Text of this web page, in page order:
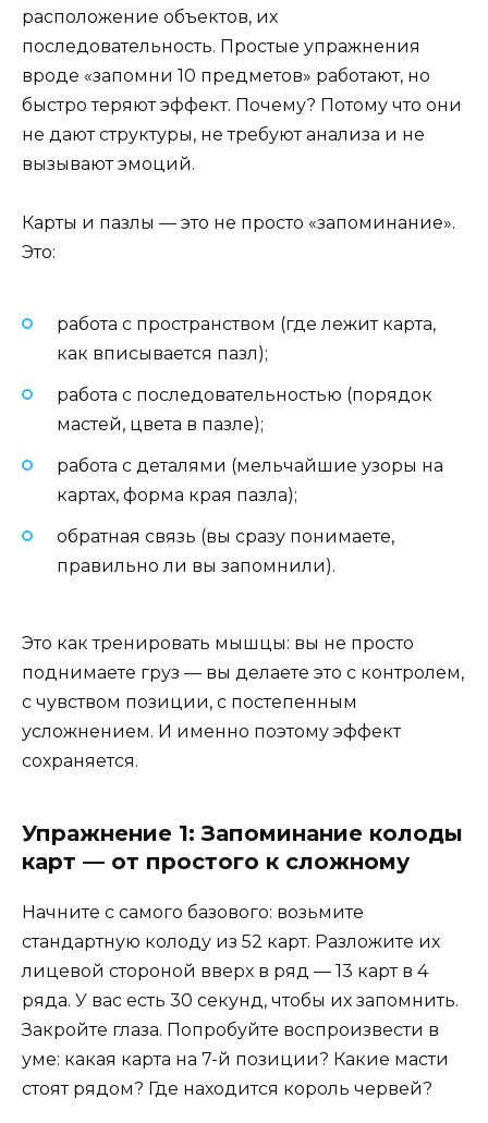
расположение объектов, их
последовательность. Простые упражнения
вроде «запомни 10 предметов» работают, но
быстро теряют эффект. Почему? Потому что они
не дают структуры, не требуют анализа и не
вызывают эмоций.
Карты и пазлы — это не просто «запоминание».
Это:
работа с пространством (где лежит карта,
как вписывается пазл);
работа с последовательностью (порядок
мастей, цвета в пазле);
работа с деталями (мельчайшие узоры на
картах, форма края пазла);
обратная связь (вы сразу понимаете,
правильно ли вы запомнили).
Это как тренировать мышцы: вы не просто
поднимаете груз — вы делаете это с контролем,
с чувством позиции, с постепенным
усложнением. И именно поэтому эффект
сохраняется.
Упражнение 1: Запоминание колоды
карт — от простого к сложному
Начните с самого базового: возьмите
стандартную колоду из 52 карт. Разложите их
лицевой стороной вверх в ряд — 13 карт в 4
ряда. У вас есть 30 секунд, чтобы их запомнить.
Закройте глаза. Попробуйте воспроизвести в
уме: какая карта на 7-й позиции? Какие масти
стоят рядом? Где находится король червей?